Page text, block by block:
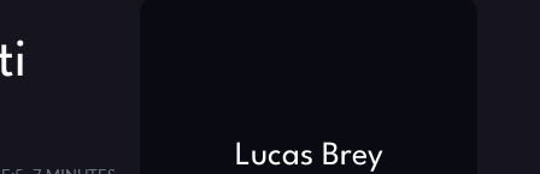
Lucas Brey